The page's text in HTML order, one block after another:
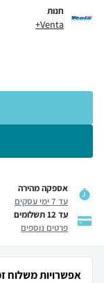
חנות
Venta+
אספקה מהירה
עד 7 ימי עסקים
עד 12 תשלומים
פרטים נוספים
אפשרויות משלוח